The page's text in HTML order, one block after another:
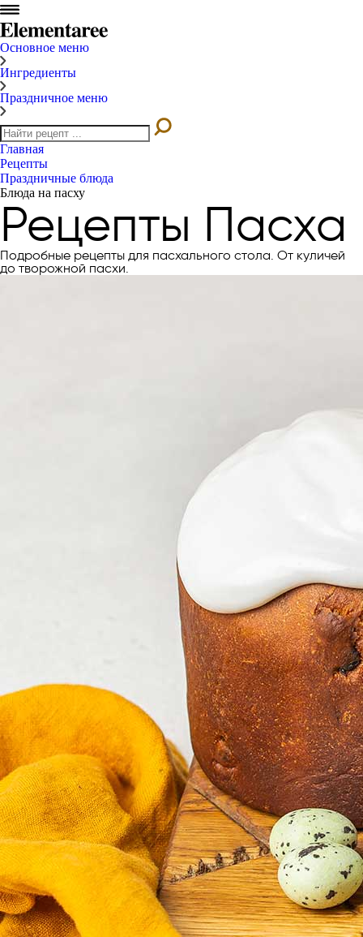
Основное меню
Ингредиенты
Праздничное меню
Главная
Рецепты
Праздничные блюда
Блюда на пасху
Рецепты Пасха
Подробные рецепты для пасхального стола. От куличей
до творожной пасхи.